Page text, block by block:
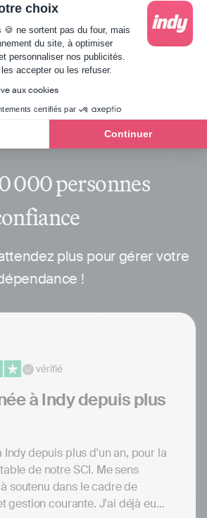
choix
du Consentement :
ne sortent pas du four, mais
du site, à optimiser
personnaliser nos publicités.
accepter ou les refuser.
aux cookies
certifiés par
Continuer
Axeptio consent
000 personnes
plus pour gérer votre
!
vérifié
à Indy depuis plus
Indy depuis plus d'un an, pour la
de notre SCI. Me sens
soutenu dans le cadre de
gestion courante. J'ai déjà eu